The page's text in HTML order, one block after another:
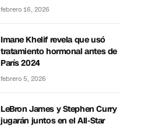
febrero 16, 2026
Imane Khelif revela que usó
tratamiento hormonal antes de
París 2024
febrero 5, 2026
LeBron James y Stephen Curry
jugarán juntos en el All-Star